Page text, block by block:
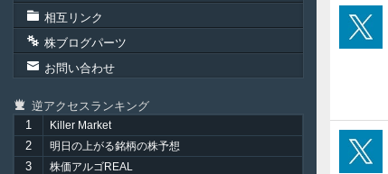
相互リンク
株ブログパーツ
お問い合わせ
逆アクセスランキング
1
Killer Market
2 明日の上がる銘柄の株予想
3 株価アルゴREAL